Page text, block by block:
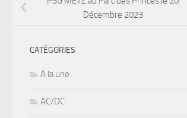
Décembre 2023
CATÉGORIES
A la une
AC/DC